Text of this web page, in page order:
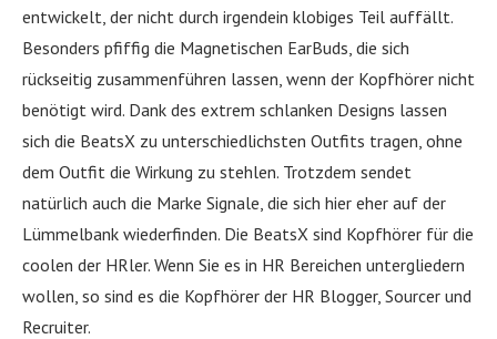
entwickelt, der nicht durch irgendein klobiges Teil auffällt.
Besonders pfiffig die Magnetischen EarBuds, die sich
rückseitig zusammenführen lassen, wenn der Kopfhörer nicht
benötigt wird. Dank des extrem schlanken Designs lassen
sich die BeatsX zu unterschiedlichsten Outfits tragen, ohne
dem Outfit die Wirkung zu stehlen. Trotzdem sendet
natürlich auch die Marke Signale, die sich hier eher auf der
Lümmelbank wiederfinden. Die BeatsX sind Kopfhörer für die
coolen der HRler. Wenn Sie es in HR Bereichen untergliedern
wollen, so sind es die Kopfhörer der HR Blogger, Sourcer und
Recruiter.